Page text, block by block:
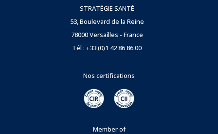
STRATÉGIE SANTÉ
53, Boulevard de la Reine
78000 Versailles - France
Tél : +33 (0)1 42 86 86 00
Nos certifications
Member of